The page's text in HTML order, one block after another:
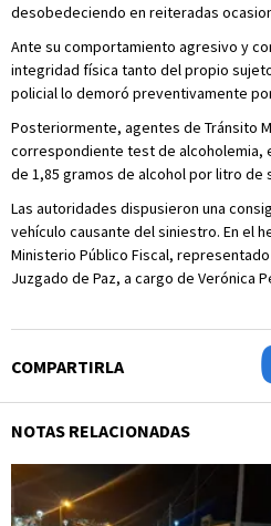
desobedeciendo en reiteradas
Ante su comportamiento agresivo y
integridad física tanto del propio
policial lo demoró preventivamente por
Posteriormente, agentes de Tránsito
correspondiente test de alcoholemia,
de 1,85 gramos de alcohol por litro de
Las autoridades dispusieron una
vehículo causante del siniestro. En el
Ministerio Público Fiscal,
Juzgado de Paz, a cargo de Verónica
COMPARTIRLA
NOTAS RELACIONADAS